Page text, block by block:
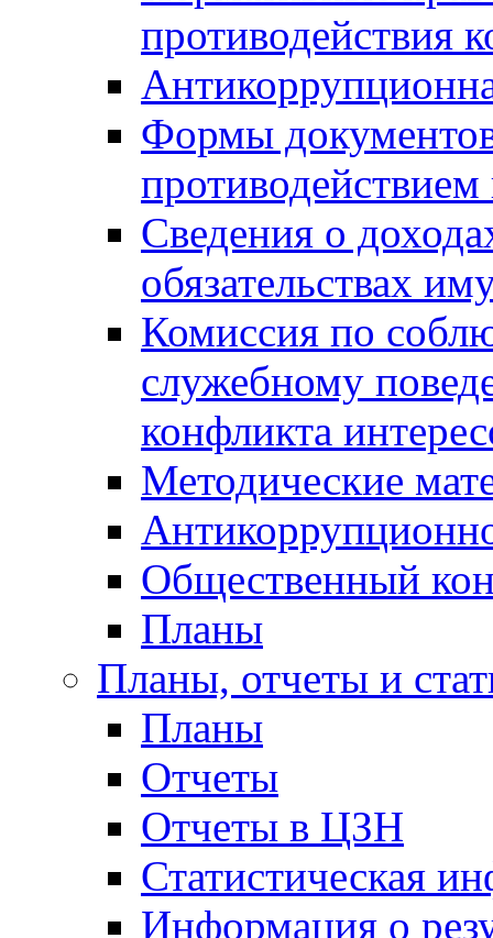
противодействия
Формы
Сведения о
обязательствах
Комиссия по
служебному
конфликта
Методические
Общественный
Планы
Планы, отчеты и
Планы
Отчеты
Отчеты в ЦЗН
Статистическая
Информация о